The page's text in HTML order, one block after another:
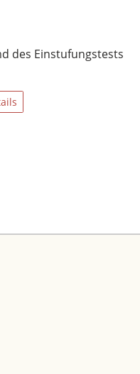
des Einstufungstests